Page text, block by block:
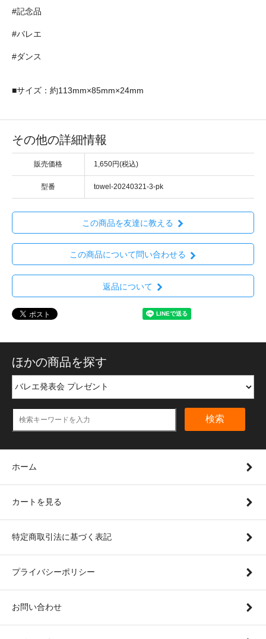
#記念品
#バレエ
#ダンス
■サイズ：約113mm×85mm×24mm
その他の詳細情報
販売価格 1,650円(税込)
型番 towel-20240321-3-pk
この商品を友達に教える
この商品について問い合わせる
返品について
ほかの商品を探す
検索
ホーム
カートを見る
特定商取引法に基づく表記
プライバシーポリシー
お問い合わせ